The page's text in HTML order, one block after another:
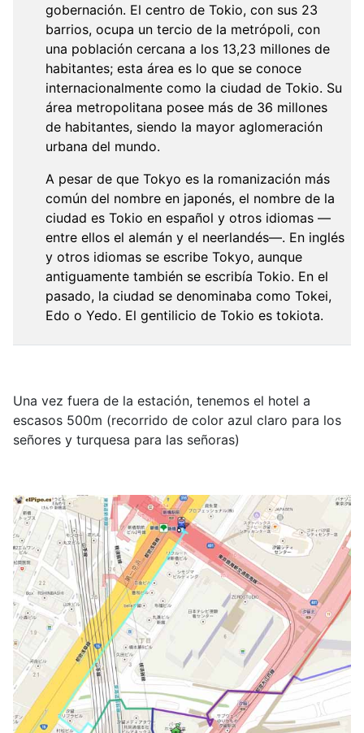
gobernación. El centro de Tokio, con sus 23
barrios, ocupa un tercio de la metrópoli, con
una población cercana a los 13,23 millones de
habitantes; esta área es lo que se conoce
internacionalmente como la ciudad de Tokio. Su
área metropolitana posee más de 36 millones
de habitantes, siendo la mayor aglomeración
urbana del mundo.
A pesar de que Tokyo es la romanización más
común del nombre en japonés, el nombre de la
ciudad es Tokio en español y otros idiomas —
entre ellos el alemán y el neerlandés—. En inglés
y otros idiomas se escribe Tokyo, aunque
antiguamente también se escribía Tokio. En el
pasado, la ciudad se denominaba como Tokei,
Edo o Yedo. El gentilicio de Tokio es tokiota.
Una vez fuera de la estación, tenemos el hotel a
escasos 500m (recorrido de color azul claro para los
señores y turquesa para las señoras)